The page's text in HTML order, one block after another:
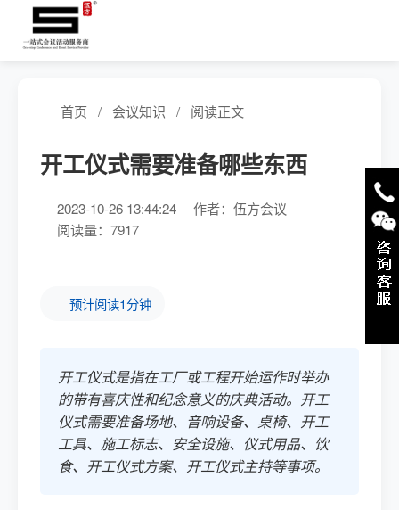
首页 / 会议知识 / 阅读正文
开工仪式需要准备哪些东西
2023-10-26 13:44:24
作者：伍方会议
阅读量：7917
预计阅读1分钟
开工仪式是指在工厂或工程开始运作时举办
的带有喜庆性和纪念意义的庆典活动。开工
仪式需要准备场地、音响设备、桌椅、开工
工具、施工标志、安全设施、仪式用品、饮
食、开工仪式方案、开工仪式主持等事项。